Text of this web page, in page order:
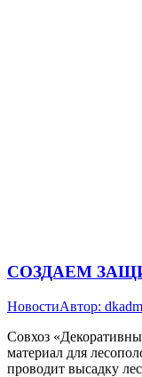
СОЗДАЕМ
НовостиАвтор:
Совхоз
материал для
проводит высадку